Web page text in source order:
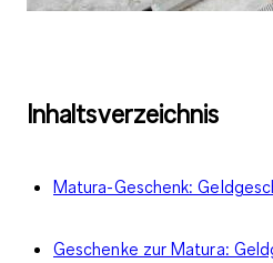
Inhaltsverzeichnis
Matura-Geschenk:
Geschenke zur Matura: